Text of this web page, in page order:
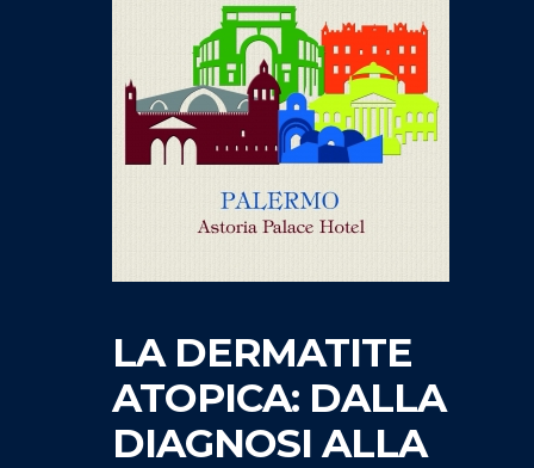
LA DERMATITE
ATOPICA: DALLA
DIAGNOSI ALLA